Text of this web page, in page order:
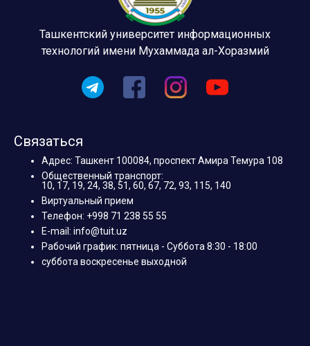
Ташкентский университет информационных
технологий имени Мухаммада ал-Хоразмий
Связаться
Адрес: Ташкент 100084, проспект Амира Темура 108
Общественный транспорт:
10, 17, 19, 24, 38, 51, 60, 67, 72, 93, 115, 140
Виртуальный прием
Телефон: +998 71 238 55 55
E-mail: info@tuit.uz
Рабочий график: пятница - Суббота 8:30 - 18:00
суббота воскресенье выходной